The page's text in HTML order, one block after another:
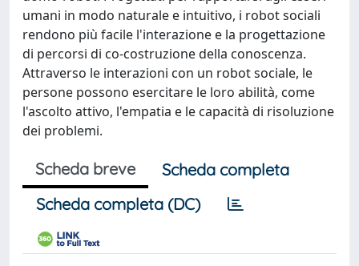
umani in modo naturale e intuitivo, i robot sociali
rendono più facile l'interazione e la progettazione
di percorsi di co-costruzione della conoscenza.
Attraverso le interazioni con un robot sociale, le
persone possono esercitare le loro abilità, come
l'ascolto attivo, l'empatia e le capacità di risoluzione
dei problemi.
Scheda breve
Scheda completa
Scheda completa (DC)